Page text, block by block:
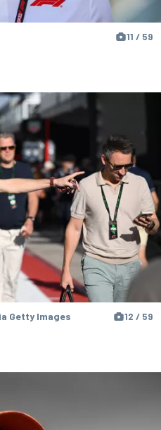
11 / 59
Getty Images 12 / 59